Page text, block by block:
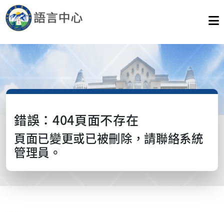
錯誤：404頁面不存在
頁面已變更或已被刪除，請聯絡系統
管理員。